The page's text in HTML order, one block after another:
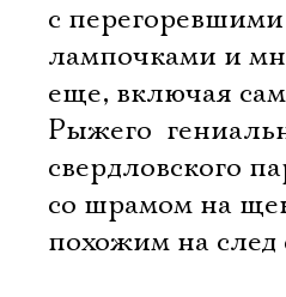
с перегоревшими
лампочками и
еще, включая
Рыжего 
свердловского
со шрамом на
похожим на след